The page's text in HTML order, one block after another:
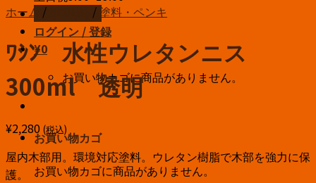
お問い合わせ
ログイン / 登録
¥0
お買い物カゴに商品がありません。
お買い物カゴ
お買い物カゴに商品がありません。
ホーム / / 塗料・ペンキ
ﾜｼﾝ 水性ウレタンニス
300ml 透明
¥2,280 (税込)
屋内木部用。環境対応塗料。ウレタン樹脂で木部を強力に保
護。